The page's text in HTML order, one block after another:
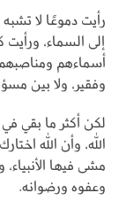
رأيت دموعًا لا
إلى السماء،
أسماءهم ومناصبهم
وفقير، ولا بين
لكن أكثر ما بقي
الله، وأن الله
مشى فيها
وعفوه ورضوانه.